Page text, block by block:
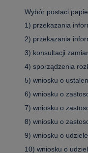
Wybór postaci
1) przekazania
2) przekazania
3) konsultacji
4) sporządzenia
5) wniosku o
6) wniosku o
7) wniosku o
8) wniosku o
9) wniosku o
10) wniosku o